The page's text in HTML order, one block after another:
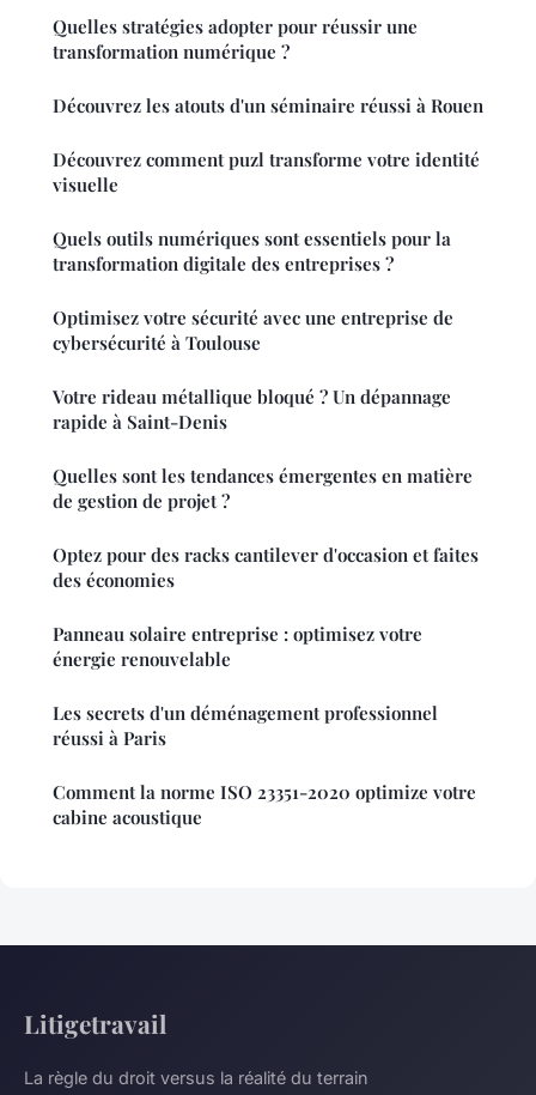
Quelles stratégies adopter pour réussir une
transformation numérique ?
Découvrez les atouts d'un séminaire réussi à Rouen
Découvrez comment puzl transforme votre identité
visuelle
Quels outils numériques sont essentiels pour la
transformation digitale des entreprises ?
Optimisez votre sécurité avec une entreprise de
cybersécurité à Toulouse
Votre rideau métallique bloqué ? Un dépannage
rapide à Saint-Denis
Quelles sont les tendances émergentes en matière
de gestion de projet ?
Optez pour des racks cantilever d'occasion et faites
des économies
Panneau solaire entreprise : optimisez votre
énergie renouvelable
Les secrets d'un déménagement professionnel
réussi à Paris
Comment la norme ISO 23351-2020 optimize votre
cabine acoustique
Litigetravail
La règle du droit versus la réalité du terrain